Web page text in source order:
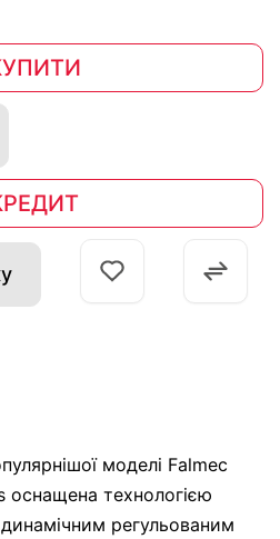
моделі Falmec
оснащена технологією
динамічним регульованим